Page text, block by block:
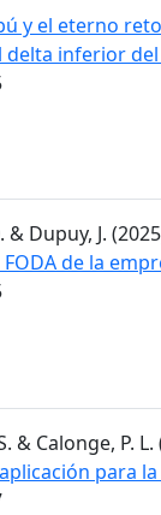
y el eterno
inferior del
& Dupuy, J.
de la
& Calonge, P. L.
para